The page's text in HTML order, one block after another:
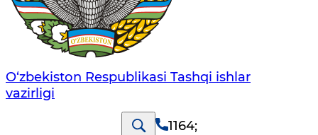
O‘zbеkistоn Rеspublikаsi Tashqi ishlаr
vаzirligi
1164;